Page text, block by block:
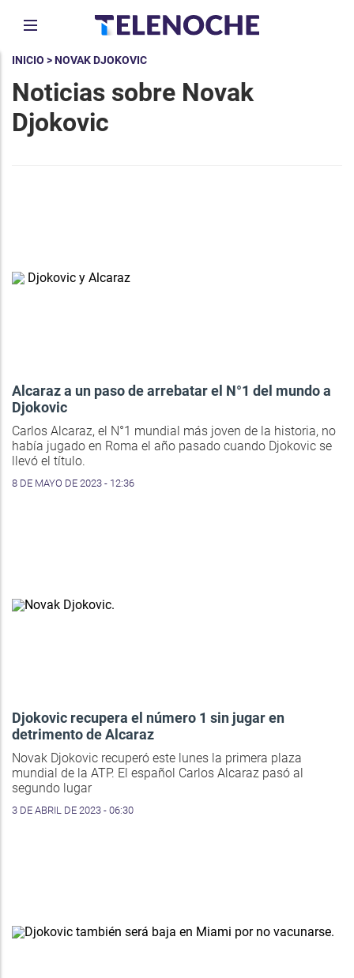
INICIO > NOVAK DJOKOVIC
Noticias sobre Novak
Djokovic
Alcaraz a un paso de arrebatar el N°1 del mundo a
Djokovic
Carlos Alcaraz, el N°1 mundial más joven de la historia, no
había jugado en Roma el año pasado cuando Djokovic se
llevó el título.
8 DE MAYO DE 2023 - 12:36
Djokovic recupera el número 1 sin jugar en
detrimento de Alcaraz
Novak Djokovic recuperó este lunes la primera plaza
mundial de la ATP. El español Carlos Alcaraz pasó al
segundo lugar
3 DE ABRIL DE 2023 - 06:30